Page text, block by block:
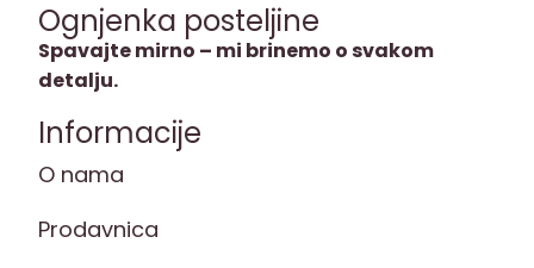
Ognjenka posteljine
Spavajte mirno – mi brinemo o svakom
detalju.
Informacije
O nama
Prodavnica